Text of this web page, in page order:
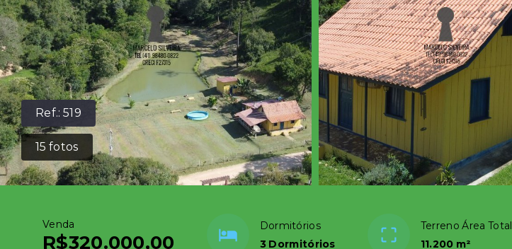
Ref.:519
15 fotos
Venda
R$320.000,00
Dormitórios
3 Dormitórios
Terreno Área Total
11.200 m²